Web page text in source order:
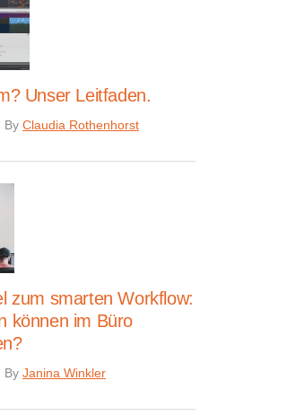
Unser Leitfaden.
By Claudia Rothenhorst
zum smarten Workflow:
können im Büro
By Janina Winkler